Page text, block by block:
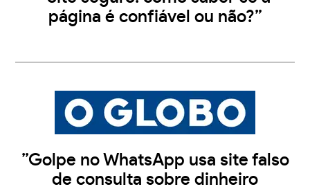
página é confiável ou não?”
”Golpe no WhatsApp usa site falso
de consulta sobre dinheiro